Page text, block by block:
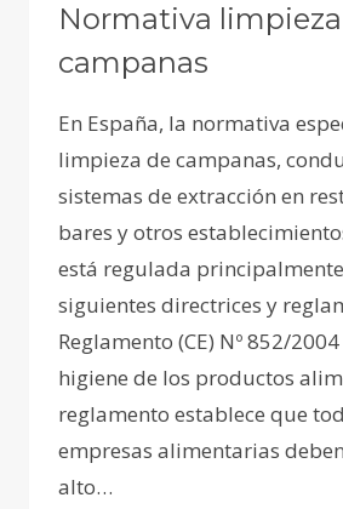
Normativa
campanas
En España, la normativa
limpieza de campanas,
sistemas de extracción en
bares y otros
está regulada
siguientes directrices y
Reglamento (CE) Nº 852/
higiene de los productos
reglamento establece que
empresas alimentarias
alto…